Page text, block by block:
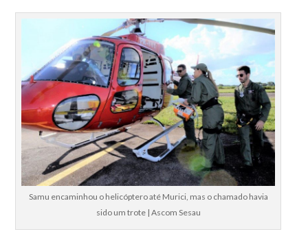
Samu encaminhou o helicóptero até Murici, mas o chamado havia
sido um trote | Ascom Sesau